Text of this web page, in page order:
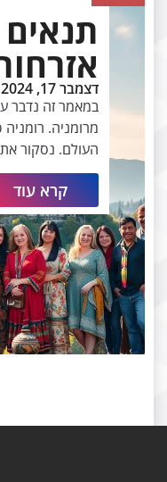
תנאים
אזרחות
דצמבר 17, 2024
במאמר זה נדבר על
מרומניה. רומניה
העולם. נסקור את
קרא עוד